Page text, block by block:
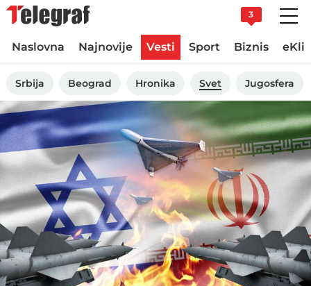
3
Naslovna Najnovije Vesti Sport Biznis
Srbija Beograd Hronika Svet Jugosfera